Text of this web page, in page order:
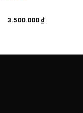
3.500.000 ₫